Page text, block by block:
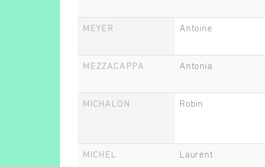
MEYER Antoine
MEZZACAPPA Antonia
MICHALON Robin
MICHEL Laurent